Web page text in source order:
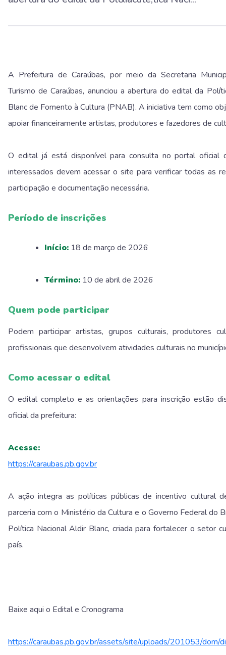
A Prefeitura de Caraúbas, por meio da Secretaria
Turismo de Caraúbas, anunciou a abertura do edital da
Blanc de Fomento à Cultura (PNAB). A iniciativa tem como
apoiar financeiramente artistas, produtores e fazedores de
O edital já está disponível para consulta no portal oficial
interessados devem acessar o site para verificar todas as
participação e documentação necessária.
Período de inscrições
Início: 18 de março de 2026
Término: 10 de abril de 2026
Quem pode participar
Podem participar artistas, grupos culturais, produtores
profissionais que desenvolvem atividades culturais no
Como acessar o edital
O edital completo e as orientações para inscrição estão
oficial da prefeitura:
Acesse:
https://caraubas.pb.gov.br
A ação integra as políticas públicas de incentivo cultural
parceria com o Ministério da Cultura e o Governo Federal do
Política Nacional Aldir Blanc, criada para fortalecer o setor
país.
Baixe aqui o Edital e Cronograma
https://caraubas.pb.gov.br/assets/site/uploads/201053/dom/